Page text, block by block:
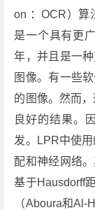
on ：OCR）算
是一个具有更
年，并且是一
图像。有一些
的图像。然而
良好的结果。
发。LPR中使
配和神经网络
基于Hausdorff
（Aboura和Al-